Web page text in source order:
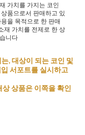
가치를 가지는 코인
품으로서 판매하고 있
을 목적으로 한 판매
재 가치를 전제로 한 상
니다
, 대상이 되는 코인 및
서포트를 실시하고
상품은 이쪽을 확인